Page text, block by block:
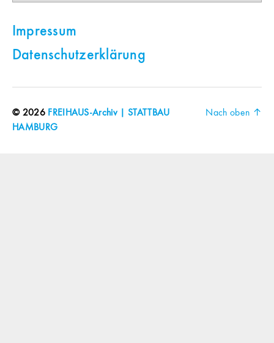
Impressum
Datenschutzerklärung
© 2026 FREIHAUS-Archiv | STATTBAU
HAMBURG
Nach oben ↑